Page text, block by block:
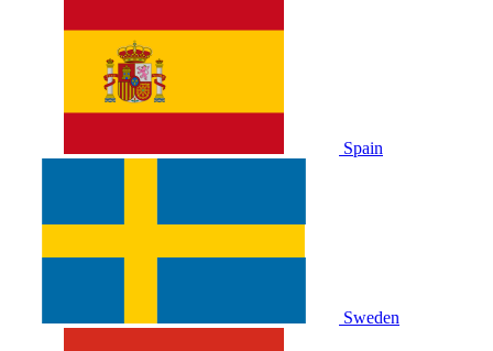
Spain
Sweden